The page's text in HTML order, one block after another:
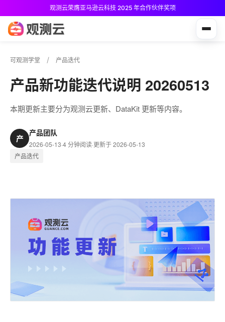
观测云荣膺亚马逊云科技 2025 年合作伙伴奖项
可观测学堂 产品迭代
产品新功能迭代说明 20260513
本期更新主要分为观测云更新、DataKit 更新等内容。
产
产品团队
2026-05-13·4 分钟阅读·更新于 2026-05-13
产品迭代